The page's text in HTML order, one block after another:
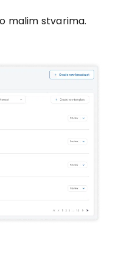
malim stvarima.